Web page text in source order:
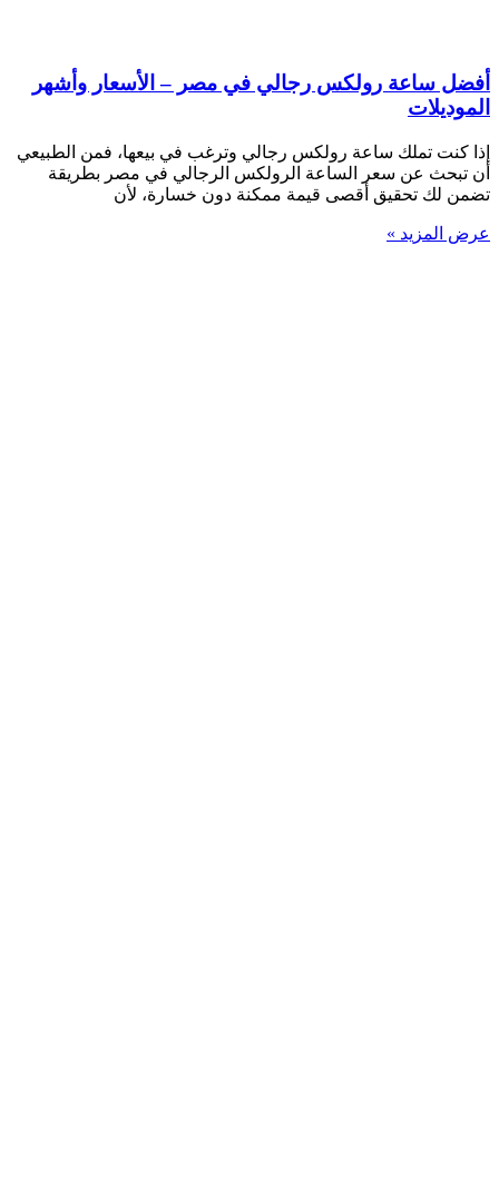
أفضل ساعة رولكس رجالي في مصر – الأسعار وأشهر
الموديلات
إذا كنت تملك ساعة رولكس رجالي وترغب في بيعها، فمن الطبيعي
أن تبحث عن سعر الساعة الرولكس الرجالي في مصر بطريقة
تضمن لك تحقيق أقصى قيمة ممكنة دون خسارة، لأن
عرض المزيد »